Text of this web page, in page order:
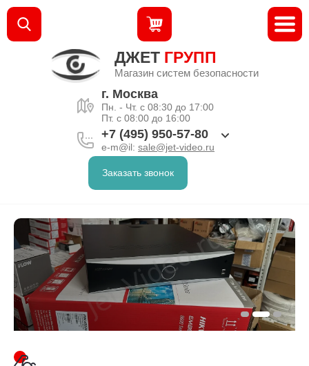
ДЖЕТ ГРУПП
Магазин систем безопасности
г. Москва
Пн. - Чт. с 08:30 до 17:00
Пт. с 08:00 до 16:00
+7 (495) 950-57-80
e-m@il: sale@jet-video.ru
Заказать звонок